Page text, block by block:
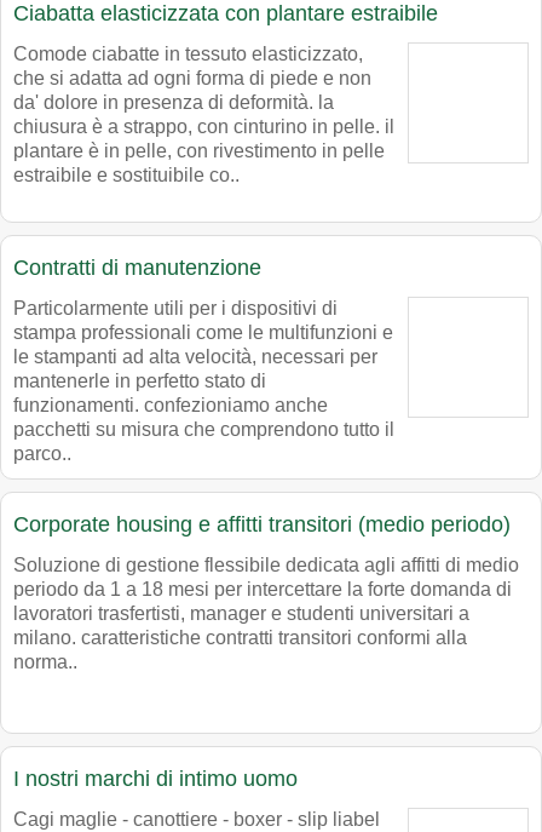
Ciabatta elasticizzata con plantare estraibile
Comode ciabatte in tessuto elasticizzato,
che si adatta ad ogni forma di piede e non
da' dolore in presenza di deformità. la
chiusura è a strappo, con cinturino in pelle. il
plantare è in pelle, con rivestimento in pelle
estraibile e sostituibile co..
Contratti di manutenzione
Particolarmente utili per i dispositivi di
stampa professionali come le multifunzioni e
le stampanti ad alta velocità, necessari per
mantenerle in perfetto stato di
funzionamenti. confezioniamo anche
pacchetti su misura che comprendono tutto il
parco..
Corporate housing e affitti transitori (medio periodo)
Soluzione di gestione flessibile dedicata agli affitti di medio
periodo da 1 a 18 mesi per intercettare la forte domanda di
lavoratori trasfertisti, manager e studenti universitari a
milano. caratteristiche contratti transitori conformi alla
norma..
I nostri marchi di intimo uomo
Cagi maglie - canottiere - boxer - slip liabel